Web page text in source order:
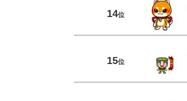
14位
15位